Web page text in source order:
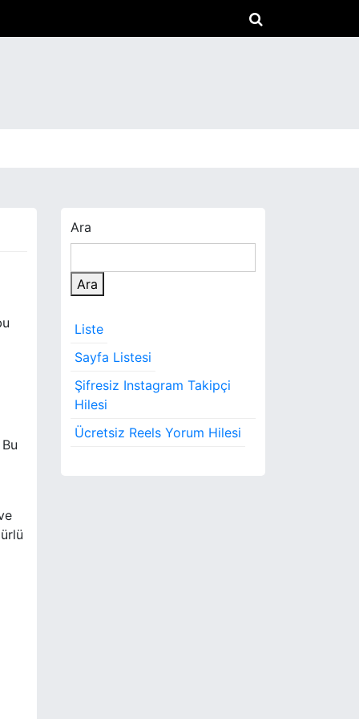
Ara
Ara
Liste
Sayfa Listesi
Şifresiz Instagram Takipçi
Hilesi
Ücretsiz Reels Yorum Hilesi